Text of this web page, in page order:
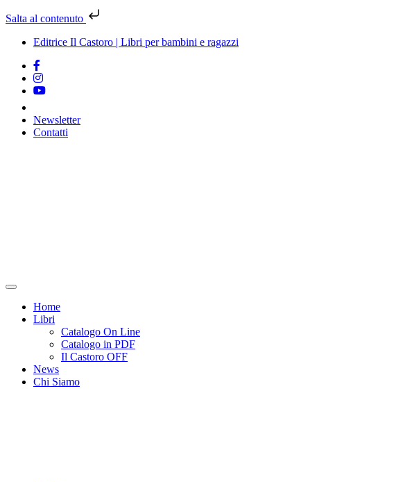
Salta al contenuto
Editrice Il Castoro | Libri per bambini e ragazzi
Newsletter
Contatti
Home
Libri
Catalogo On Line
Catalogo in PDF
Il Castoro OFF
News
Chi Siamo